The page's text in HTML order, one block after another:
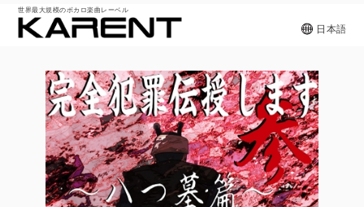
世界最大規模のボカロ楽曲レーベル
日本語